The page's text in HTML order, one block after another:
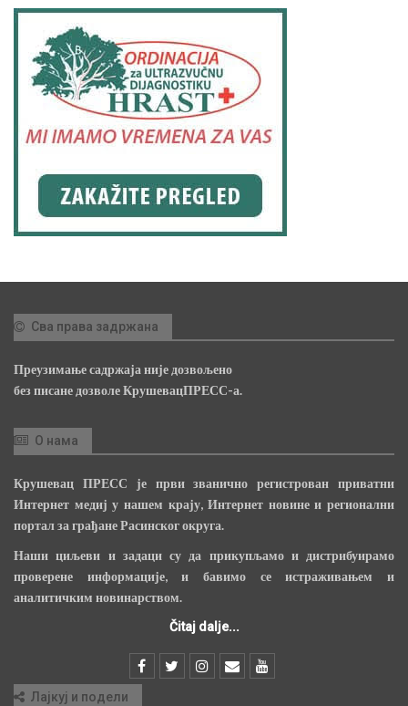
Сва права задржана
Преузимање садржаја није дозвољено
без писане дозволе КрушевацПРЕСС-а.
О нама
Крушевац ПРЕСС је први званично регистрован приватни
Интернет медиј у нашем крају, Интернет новине и регионални
портал за грађане Расинског округа.
Наши циљеви и задаци су да прикупљамо и дистрибуирамо
проверене информације, и бавимо се истраживањем и
аналитичким новинарством.
Čitaj dalje...
Лајкуј и подели